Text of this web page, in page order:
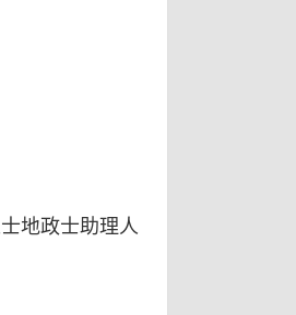
地政士助理人